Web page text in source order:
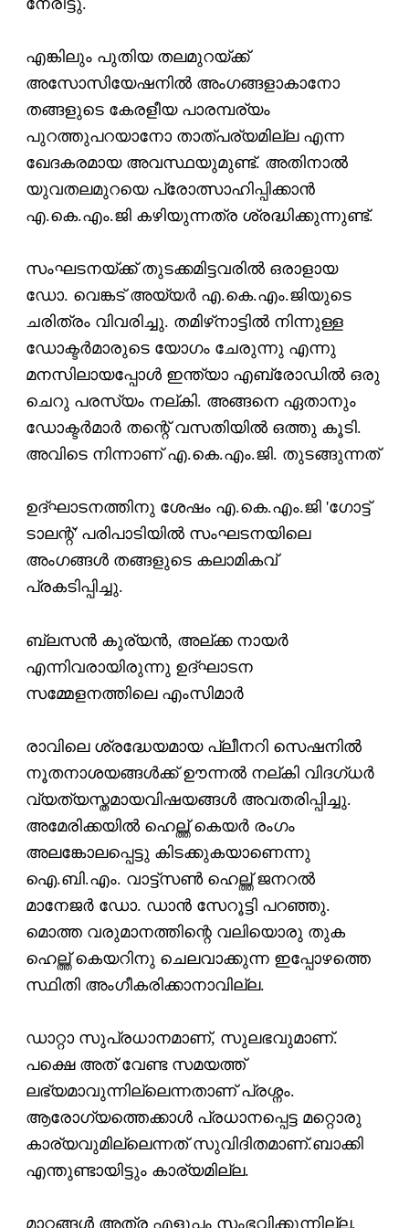
നേരിട്ടു.
എങ്കിലും പുതിയ തലമുറയ്ക്ക്
അസോസിയേഷനില്‍ അംഗങ്ങളാകാനോ
തങ്ങളുടെ കേരളീയ പാരമ്പര്യം
പുറത്തുപറയാനോ താത്പര്യമില്ല എന്ന
ഖേദകരമായ അവസ്ഥയുമുണ്ട്. അതിനാല്‍
യുവതലമുറയെ പ്രോത്സാഹിപ്പിക്കാന്‍
എ.കെ.എം.ജി കഴിയുന്നത്ര ശ്രദ്ധിക്കുന്നുണ്ട്.
സംഘടനയ്ക്ക് തുടക്കമിട്ടവരില്‍ ഒരാളായ
ഡോ. വെങ്കട് അയ്യര്‍ എ.കെ.എം.ജിയുടെ
ചരിത്രം വിവരിച്ചു. തമിഴ്‌നാട്ടില്‍ നിന്നുള്ള
ഡോക്ടര്‍മാരുടെ യോഗം ചേരുന്നു എന്നു
മനസിലായപ്പോള്‍ ഇന്ത്യാ എബ്രോഡില്‍ ഒരു
ചെറു പരസ്യം നല്കി. അങ്ങനെ ഏതാനും
ഡോക്ടര്‍മാര്‍ തന്റെ് വസതിയില്‍ ഒത്തു കൂടി.
അവിടെ നിന്നാണ് എ.കെ.എം.ജി. തുടങ്ങുന്നത്
ഉദ്ഘാടനത്തിനു ശേഷം എ.കെ.എം.ജി 'ഗോട്ട്
ടാലന്റ്' പരിപാടിയില്‍ സംഘടനയിലെ
അംഗങ്ങള്‍ തങ്ങളുടെ കലാമികവ്
പ്രകടിപ്പിച്ചു.
ബ്ലസന്‍ കുര്യന്‍, അല്ക്ക നായര്‍
എന്നിവരായിരുന്നു ഉദ്ഘാടന
സമ്മേളനത്തിലെ എംസിമാര്‍
രാവിലെ ശ്രദ്ധേയമായ പ്ലീനറി സെഷനില്‍
നൂതനാശയങ്ങള്‍ക്ക് ഊന്നല്‍ നല്കി വിദഗ്ധര്‍
വ്യത്യസ്തമായവിഷയങ്ങള്‍ അവതരിപ്പിച്ചു.
അമേരിക്കയില്‍ ഹെല്ത്ത് കെയര്‍ രംഗം
അലങ്കോലപ്പെട്ടു കിടക്കുകയാണെന്നു
ഐ.ബി.എം. വാട്ട്‌സണ്‍ ഹെല്ത്ത് ജനറല്‍
മാനേജര്‍ ഡോ. ഡാന്‍ സേറൂട്ടി പറഞ്ഞു.
മൊത്ത വരുമാനത്തിന്റെ വലിയൊരു തുക
ഹെല്ത്ത് കെയറിനു ചെലവാക്കുന്ന ഇപ്പോഴത്തെ
സ്ഥിതി അംഗീകരിക്കാനാവില്ല.
ഡാറ്റാ സുപ്രധാനമാണ്, സുലഭവുമാണ്.
പക്ഷെ അത് വേണ്ട സമയത്ത്
ലഭ്യമാവുന്നില്ലെന്നതാണ് പ്രശ്നം.
ആരോഗ്യത്തെക്കാള്‍ പ്രധാനപ്പെട്ട മറ്റൊരു
കാര്യവുമില്ലെന്നത് സുവിദിതമാണ്.ബാക്കി
എന്തുണ്ടായിട്ടും കാര്യമില്ല.
മാറ്റങ്ങള്‍ അത്ര എളുപ്പം സംഭവിക്കുന്നില്ല.